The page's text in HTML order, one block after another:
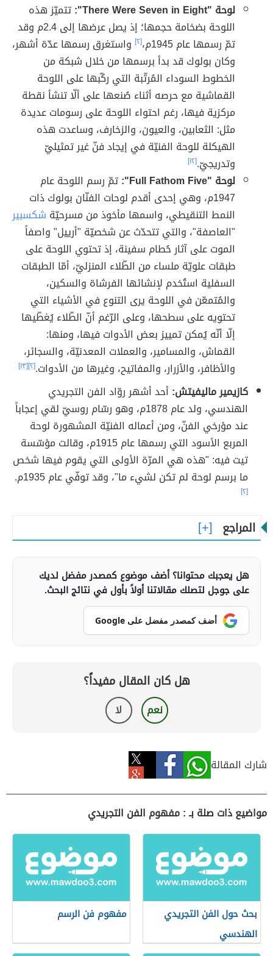
لوحة "There Were Seven in Eight":
تتميّز هذه
اللوحة بضخامة حجمها؛ إذ يصل عرضها إلى 2.4م وقد
تمّ رسمها عام 1945م،
[٢] واستغرق رسمها عدّة أشهر،
وكان بولوك قد بدأ برسمها من خلال شبكة من
الخطوط السوداء المُرتّبة التي ركّبها على اللوحة
القماشية مع حرصه أثناء صُنعها على ألّا تنشأ نقطة
مركزية فيها، رغم احتواء اللوحة على رسومات عديدة
مثل: الثعابين، والعيون، والزخارف، وساعدت هذه
الهيكلة للوحة الفنيّة في إيجاد فنّ غير تمثيليّ
وتدريجيّ.[١٢]
لوحة "Full Fathom Five":
تمّ رسم اللوحة عام
1947م، وهي إحدى أقدم لوحات الفنّان بولوك ذات
النمط التنقيطي، واسمها مأخوذ من مسرحيّة شكسبير
"العاصفة"، والتي تتحدّث عن شخصيّة "أرييل" واصفاً
الموت على آثار حُطام سفينة، إذ تحتوي اللوحة على
طبقات علويّة ملساء من الطّلاء المنزليّ، أمّا الطبقات
السفلية استُخدم لإنشائها الفرشاة والسكين،
والمُتمعّن في اللوحة يرى التنوع في الأشياء التي
تحتويه على سطحها، وعلى الرّغم أنّ الطّلاء يُغطّيها
إلّا أنّه يُمكن تمييز بعض الأدوات فيها، ومنها:
القماش، والمسامير، والعملات المعدنيّة، والسجائر،
والأظافر، والأزرار، والمفاتيح، وغيرها من الأدوات.[٢] [١٣]
كازيمير ماليفيتش: أحد أشهر روّاد الفن التجريدي
الهندسي، ولد عام 1878م، وهو رسّام روسيّ لقي إعجاباً
عند مؤرخي الفنّ، ومن أعماله الفنيّة المشهورة لوحة
المربع الأسود التي رسمها عام 1915م، وقالت مؤسّسة
تيت فيه: "هذه هي المرّة الأولى التي يقوم فيها شخص
ما برسم لوحة لم تكن لشيء ما"، وقد توفّي عام 1935م.
[٢]
المراجع
هل يعجبك محتوانا؟ أضف موضوع كمصدر مفضل لديك
على جوجل لتصلك مقالاتنا أولاً بأول في نتائج البحث.
أضف كمصدر مفضل على Google
هل كان المقال مفيداً؟
نعم لا
شارك المقالة
مواضيع ذات صلة بـ : مفهوم الفن التجريدي
بحث حول الفن التجريدي
الهندسي
مفهوم فن الرسم